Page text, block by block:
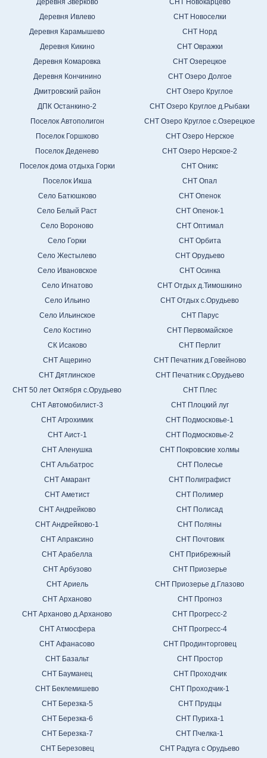
Деревня Зверково
Деревня Ивлево
Деревня Карамышево
Деревня Кикино
Деревня Комаровка
Деревня Кончинино
Дмитровский район
ДПК Останкино-2
Поселок Автополигон
Поселок Горшково
Поселок Деденево
Поселок дома отдыха Горки
Поселок Икша
Село Батюшково
Село Белый Раст
Село Вороново
Село Горки
Село Жестылево
Село Ивановское
Село Игнатово
Село Ильино
Село Ильинское
Село Костино
СК Исаково
СНТ Ащерино
СНТ Дятлинское
СНТ 50 лет Октября с.Орудьево
СНТ Автомобилист-3
СНТ Агрохимик
СНТ Аист-1
СНТ Аленушка
СНТ Альбатрос
СНТ Амарант
СНТ Аметист
СНТ Андрейково
СНТ Андрейково-1
СНТ Апраксино
СНТ Арабелла
СНТ Арбузово
СНТ Ариель
СНТ Арханово
СНТ Арханово д.Арханово
СНТ Атмосфера
СНТ Афанасово
СНТ Базальт
СНТ Бауманец
СНТ Беклемишево
СНТ Березка-5
СНТ Березка-6
СНТ Березка-7
СНТ Березовец
СНТ Новокарцево
СНТ Новоселки
СНТ Норд
СНТ Овражки
СНТ Озерецкое
СНТ Озеро Долгое
СНТ Озеро Круглое
СНТ Озеро Круглое д.Рыбаки
СНТ Озеро Круглое с.Озерецкое
СНТ Озеро Нерское
СНТ Озеро Нерское-2
СНТ Оникс
СНТ Опал
СНТ Опенок
СНТ Опенок-1
СНТ Оптимал
СНТ Орбита
СНТ Орудьево
СНТ Осинка
СНТ Отдых д.Тимошкино
СНТ Отдых с.Орудьево
СНТ Парус
СНТ Первомайское
СНТ Перлит
СНТ Печатник д.Говейново
СНТ Печатник с.Орудьево
СНТ Плес
СНТ Плоцкий луг
СНТ Подмосковье-1
СНТ Подмосковье-2
СНТ Покровские холмы
СНТ Полесье
СНТ Полиграфист
СНТ Полимер
СНТ Полисад
СНТ Поляны
СНТ Почтовик
СНТ Прибрежный
СНТ Приозерье
СНТ Приозерье д.Глазово
СНТ Прогноз
СНТ Прогресс-2
СНТ Прогресс-4
СНТ Продинторговец
СНТ Простор
СНТ Проходчик
СНТ Проходчик-1
СНТ Прудцы
СНТ Пуриха-1
СНТ Пчелка-1
СНТ Радуга с Орудьево